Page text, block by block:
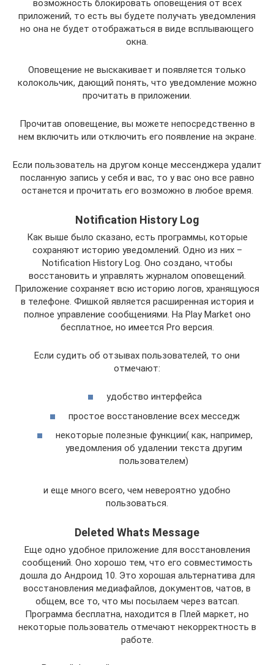
возможность блокировать оповещения от всех
приложений, то есть вы будете получать уведомления
но она не будет отображаться в виде всплывающего
окна.
Оповещение не выскакивает и появляется только
колокольчик, дающий понять, что уведомление можно
прочитать в приложении.
Прочитав оповещение, вы можете непосредственно в
нем включить или отключить его появление на экране.
Если пользователь на другом конце мессенджера удалит
посланную запись у себя и вас, то у вас оно все равно
останется и прочитать его возможно в любое время.
Notification History Log
Как выше было сказано, есть программы, которые
сохраняют историю уведомлений. Одно из них –
Notification History Log. Оно создано, чтобы
восстановить и управлять журналом оповещений.
Приложение сохраняет всю историю логов, хранящуюся
в телефоне. Фишкой является расширенная история и
полное управление сообщениями. На Play Market оно
бесплатное, но имеется Pro версия.
Если судить об отзывах пользователей, то они
отмечают:
удобство интерфейса
простое восстановление всех месседж
некоторые полезные функции( как, например,
уведомления об удалении текста другим
пользователем)
и еще много всего, чем невероятно удобно
пользоваться.
Deleted Whats Message
Еще одно удобное приложение для восстановления
сообщений. Оно хорошо тем, что его совместимость
дошла до Андроид 10. Это хорошая альтернатива для
восстановления медиафайлов, документов, чатов, в
общем, все то, что мы посылаем через ватсап.
Программа бесплатна, находится в Плей маркет, но
некоторые пользователь отмечают некорректность в
работе.